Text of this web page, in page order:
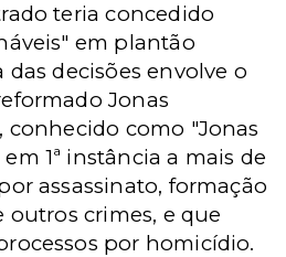
teria concedido
em plantão
das decisões envolve o
Jonas
conhecido como "Jonas
1ª instância a mais de
assassinato, formação
crimes, e que
por homicídio.